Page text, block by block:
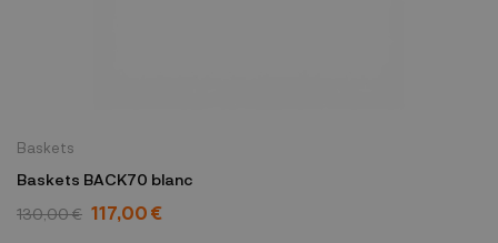
Baskets
Baskets BACK70 blanc
130,00 € 117,00 €